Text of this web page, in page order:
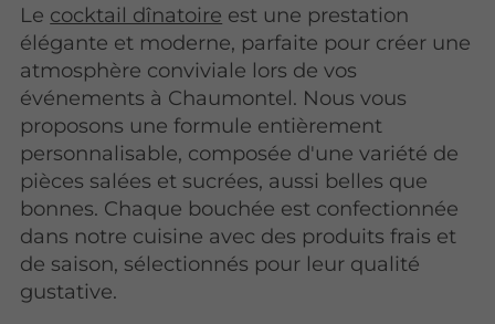
Le cocktail dînatoire est une prestation
élégante et moderne, parfaite pour créer une
atmosphère conviviale lors de vos
événements à Chaumontel. Nous vous
proposons une formule entièrement
personnalisable, composée d'une variété de
pièces salées et sucrées, aussi belles que
bonnes. Chaque bouchée est confectionnée
dans notre cuisine avec des produits frais et
de saison, sélectionnés pour leur qualité
gustative.